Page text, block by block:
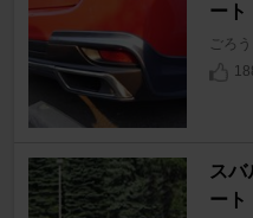
ート
ごろ
スバ
ート